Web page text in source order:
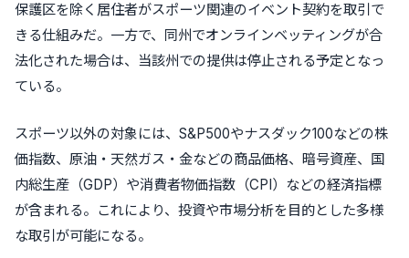
保護区を除く居住者がスポーツ関連のイベント契約を取引で
きる仕組みだ。一方で、同州でオンラインベッティングが合
法化された場合は、当該州での提供は停止される予定となっ
ている。
スポーツ以外の対象には、S&P500やナスダック100などの株
価指数、原油・天然ガス・金などの商品価格、暗号資産、国
内総生産（GDP）や消費者物価指数（CPI）などの経済指標
が含まれる。これにより、投資や市場分析を目的とした多様
な取引が可能になる。